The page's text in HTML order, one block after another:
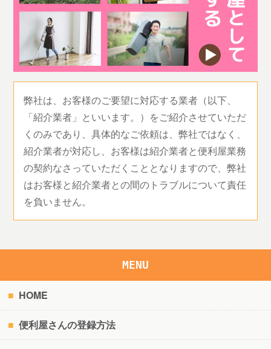
弊社は、お客様のご要望に対応する業者（以下、
「紹介業者」といいます。）をご紹介させていただ
くのみであり、具体的なご依頼は、弊社ではなく、
紹介業者が対応し、お客様は紹介業者と便利屋業務
の契約なさっていただくこととなりますので、弊社
はお客様と紹介業者との間のトラブルについて責任
を負いません。
MENU
HOME
便利屋さんの登録方法